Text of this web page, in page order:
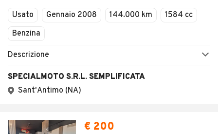
Usato Gennaio 2008 144.000 km
1584 cc
Benzina
Descrizione
SPECIALMOTO S.R.L. SEMPLIFICATA
Sant'Antimo (NA)
€ 200